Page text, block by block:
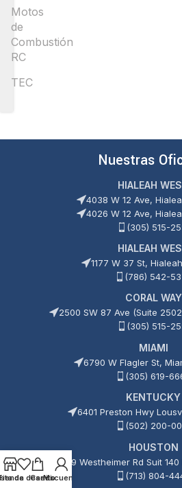
Motos
de
Combustión
RC
TEC
Nuestras
HIALEAH
4038 W 12 Ave,
4026 W 12 Ave,
(305) 515-
HIALEAH
1177 W 37 St,
(786) 542-
CORAL WAY
2500 SW 87 Ave (Suite
(305) 515-
MIAMI
6790 W Flagler St,
(305) 619-
KENTUCKY
6401 Preston Hwy
(502) 200-
HOUSTON
15209 Westheimer Rd Suit
(713) 804-
de deseos
CarritoMi cuenta